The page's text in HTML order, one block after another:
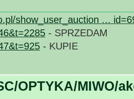
show_user_auction ...
- SPRZEDAM
- KUPIE
OPTYKA/MIWO/